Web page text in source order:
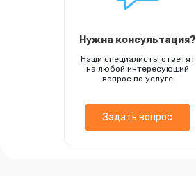
Нужна консультация?
Наши специалисты ответят
на любой интересующий
вопрос по услуге
Задать вопрос